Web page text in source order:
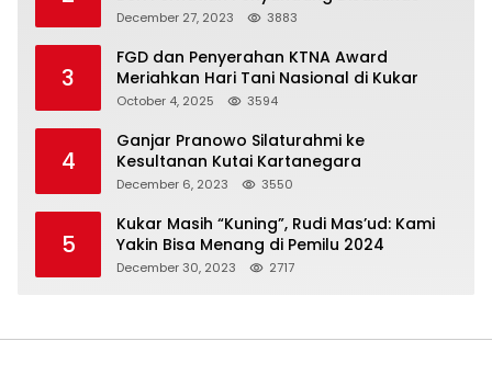
December 27, 2023 3883
3
FGD dan Penyerahan KTNA Award
Meriahkan Hari Tani Nasional di Kukar
October 4, 2025 3594
4
Ganjar Pranowo Silaturahmi ke
Kesultanan Kutai Kartanegara
December 6, 2023 3550
5
Kukar Masih “Kuning”, Rudi Mas’ud: Kami
Yakin Bisa Menang di Pemilu 2024
December 30, 2023 2717